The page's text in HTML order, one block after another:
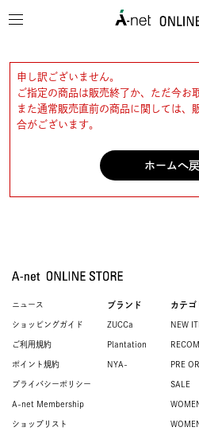
申し訳ございません。
ご指定の商品は販売終了か、ただ今お
また通常販売直前の商品に関しては、
合がございます。
ホームへ
ニュース
ショッピングガイド
ご利用規約
ポイント規約
プライバシーポリシー
A-net Membership
ショップリスト
ブランド
ZUCCa
Plantation
NYA-
カテゴ
NEW
PRE
SALE